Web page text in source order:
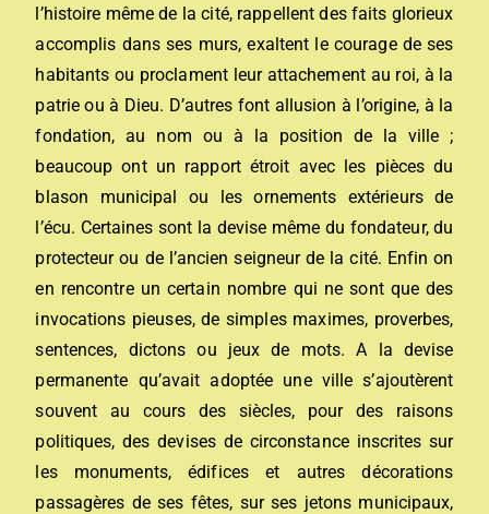
l’histoire même de la cité, rappellent des faits glorieux
accomplis dans ses murs, exaltent le courage de ses
habitants ou proclament leur attachement au roi, à la
patrie ou à Dieu. D’autres font allusion à l’origine, à la
fondation, au nom ou à la position de la ville ;
beaucoup ont un rapport étroit avec les pièces du
blason municipal ou les ornements extérieurs de
l’écu. Certaines sont la devise même du fondateur, du
protecteur ou de l’ancien seigneur de la cité. Enfin on
en rencontre un certain nombre qui ne sont que des
invocations pieuses, de simples maximes, proverbes,
sentences, dictons ou jeux de mots. A la devise
permanente qu’avait adoptée une ville s’ajoutèrent
souvent au cours des siècles, pour des raisons
politiques, des devises de circonstance inscrites sur
les monuments, édifices et autres décorations
passagères de ses fêtes, sur ses jetons municipaux,